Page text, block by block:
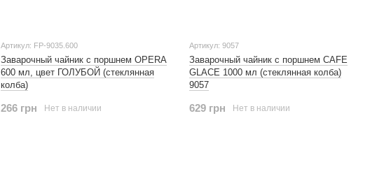
Артикул: FP-9035.600
Заварочный чайник с поршнем OPERA
600 мл, цвет ГОЛУБОЙ (стеклянная
колба)
266 грн Нет в наличии
Артикул: 9057
Заварочный чайник с поршнем CAFE
GLACE 1000 мл (стеклянная колба)
9057
629 грн Нет в наличии